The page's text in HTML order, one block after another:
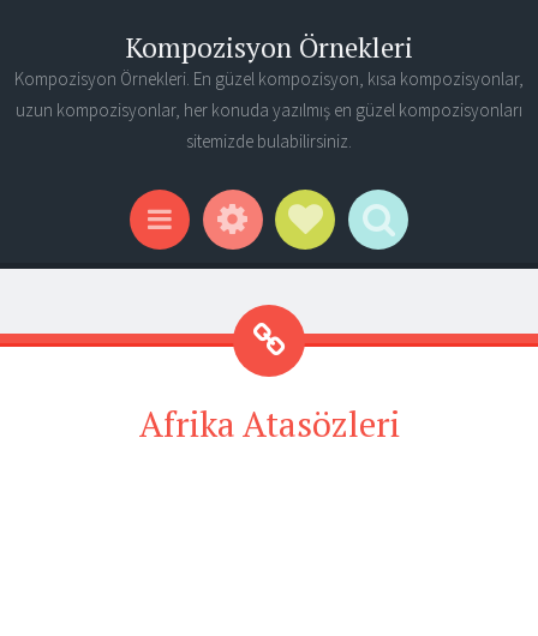
Kompozisyon Örnekleri
Kompozisyon Örnekleri. En güzel kompozisyon, kısa kompozisyonlar,
uzun kompozisyonlar, her konuda yazılmış en güzel kompozisyonları
sitemizde bulabilirsiniz.
Menu WidgetsSocial Links
Search
Afrika Atasözleri